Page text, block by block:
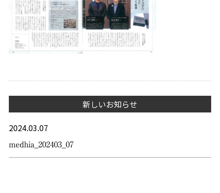
新しいお知らせ
2024.03.07
medhia_202403_07